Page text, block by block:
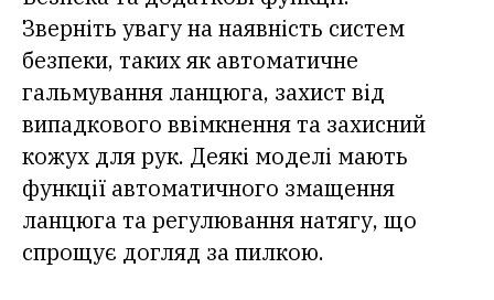
Зверніть увагу на наявність систем
безпеки, таких як автоматичне
гальмування ланцюга, захист від
випадкового ввімкнення та захисний
кожух для рук. Деякі моделі мають
функції автоматичного змащення
ланцюга та регулювання натягу, що
спрощує догляд за пилкою.